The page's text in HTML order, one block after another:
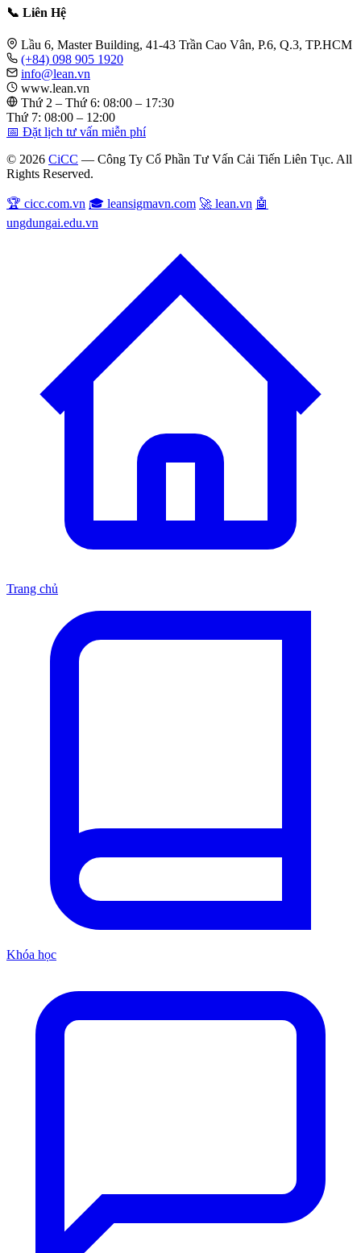
📞 Liên Hệ
Lầu 6, Master Building, 41-43 Trần Cao Vân, P.6, Q.3, TP.HCM
(+84) 098 905 1920
info@lean.vn
www.lean.vn
Thứ 2 – Thứ 6: 08:00 – 17:30
Thứ 7: 08:00 – 12:00
📅 Đặt lịch tư vấn miễn phí
© 2026 CiCC — Công Ty Cổ Phần Tư Vấn Cải Tiến Liên Tục. All
Rights Reserved.
🏆 cicc.com.vn 🎓 leansigmavn.com 🚀 lean.vn 🤖
ungdungai.edu.vn
Trang chủ
Khóa học